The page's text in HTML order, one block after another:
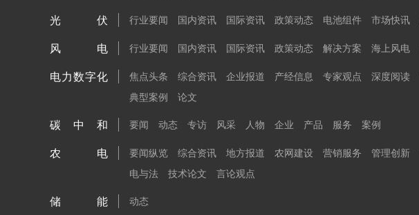
光伏 行业要闻 国内资讯 国际资讯 政策动态 电池组件 市场快讯
风电 行业要闻 国内资讯 国际资讯 政策动态 解决方案 海上风电
电力数字化 焦点头条 综合资讯 企业报道 产经信息 专家观点 深度阅读
典型案例
论文
碳中和 要闻 动态 专访 风采 人物 企业 产品 服务 案例
农电 要闻纵览 综合资讯 地方报道 农网建设 营销服务 管理创新
电与法
技术论文 言论观点
储能 动态